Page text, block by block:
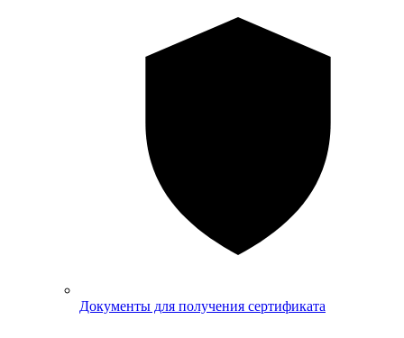
Документы для получения сертификата